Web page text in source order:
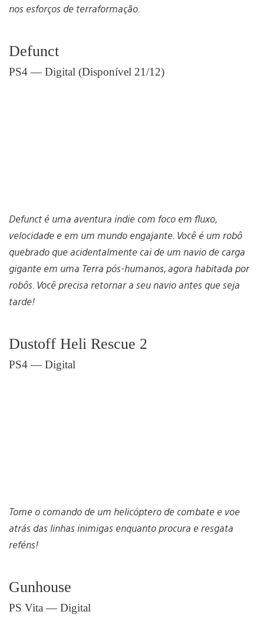
nos esforços de terraformação.
Defunct
PS4 — Digital (Disponível 21/12)
Defunct é uma aventura indie com foco em fluxo,
velocidade e em um mundo engajante. Você é um robô
quebrado que acidentalmente cai de um navio de carga
gigante em uma Terra pós-humanos, agora habitada por
robôs. Você precisa retornar a seu navio antes que seja
tarde!
Dustoff Heli Rescue 2
PS4 — Digital
Tome o comando de um helicóptero de combate e voe
atrás das linhas inimigas enquanto procura e resgata
reféns!
Gunhouse
PS Vita — Digital